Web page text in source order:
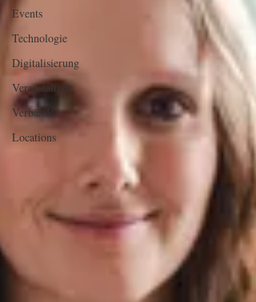
Events
Technologie
Digitalisierung
Veranstaltung
Verbände
Locations